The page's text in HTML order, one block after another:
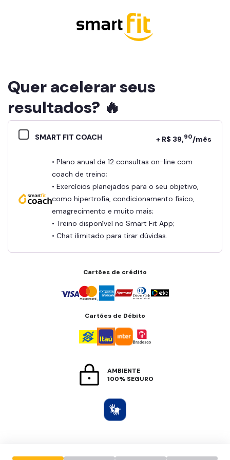
Quer acelerar seus
resultados? 🔥
SMART FIT COACH + R$ 39,90/mês
• Plano anual de 12 consultas on-line com
coach de treino;
• Exercícios planejados para o seu objetivo,
como hipertrofia, condicionamento físico,
emagrecimento e muito mais;
• Treino disponível no Smart Fit App;
• Chat ilimitado para tirar dúvidas.
Cartões de crédito
Cartões de Débito
AMBIENTE
100% SEGURO